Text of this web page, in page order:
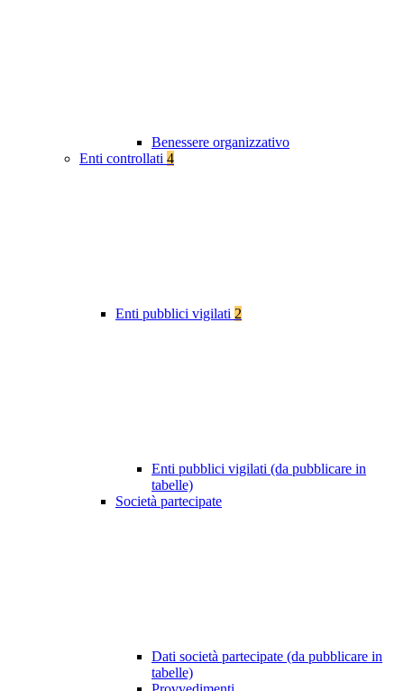
Benessere organizzativo
Enti controllati 4
Enti pubblici vigilati 2
Enti pubblici vigilati (da pubblicare in
tabelle)
Società partecipate
Dati società partecipate (da pubblicare in
tabelle)